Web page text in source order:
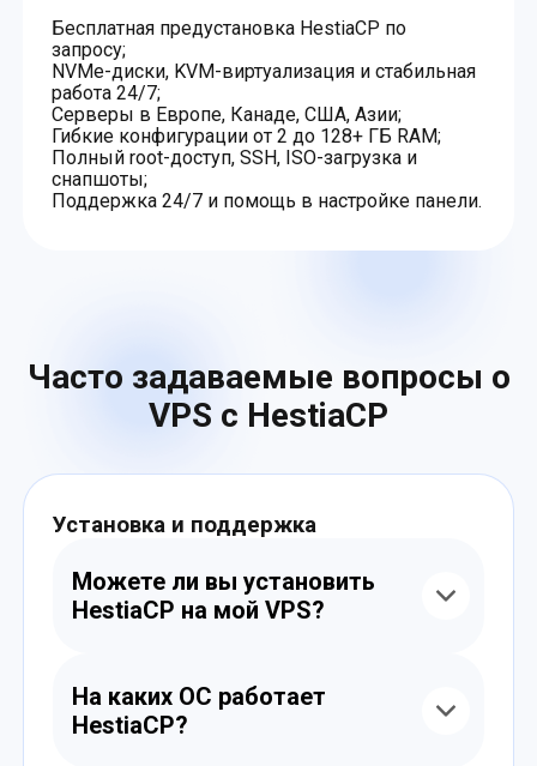
Бесплатная предустановка HestiaCP по
запросу;
NVMe-диски, KVM-виртуализация и стабильная
работа 24/7;
Серверы в Европе, Канаде, США, Азии;
Гибкие конфигурации от 2 до 128+ ГБ RAM;
Полный root-доступ, SSH, ISO-загрузка и
снапшоты;
Поддержка 24/7 и помощь в настройке панели.
Часто задаваемые вопросы о
VPS с HestiaCP
Установка и поддержка
Можете ли вы установить
HestiaCP на мой VPS?
заказе сервера. Панель будет готова к
работе сразу после активации VPS.
На каких ОС работает
HestiaCP?